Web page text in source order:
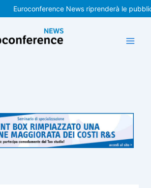
Euroconference News riprenderà le